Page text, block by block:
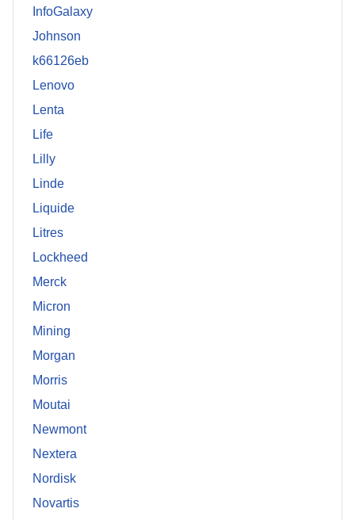
InfoGalaxy
Johnson
k66126eb
Lenovo
Lenta
Life
Lilly
Linde
Liquide
Litres
Lockheed
Merck
Micron
Mining
Morgan
Morris
Moutai
Newmont
Nextera
Nordisk
Novartis